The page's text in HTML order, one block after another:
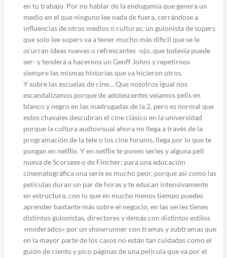
en tu trabajo. Por no hablar de la endogamia que genera un
medio en el que ninguno lee nada de fuera, cerrándose a
influencias de otros medios o culturas; un guionista de supers
que solo lee supers va a tener mucho más dificil que se le
ocurran ideas nuevas o refrescantes -ojo, que todavía puede
ser- y tenderá a hacernos un Geoff Johns y repetirnos
siempre las mismas historias que ya hicieron otros.
Y sobre las escuelas de cine… Que nosotros igual nos
escandalizamos porque de adolescentes veíamos pelis en
blanco y negro en las madrugadas de la 2, pero es normal que
estos chavales descubran el cine clásico en la universidad
porque la cultura audiovisual ahora no llega a través de la
programación de la tele o los cine forums, llega por lo que te
pongan en netflix. Y en netflix te ponen series y alguna peli
nueva de Scorsese o de Fincher; para una educación
cinematográfica una serie es mucho peor, porque así como las
películas duran un par de horas y te educan intensivamente
en estructura, con lo que en mucho menos tiempo puedes
aprender bastante más sobre el negocio, en las series tienes
distintos guionistas, directores y demás con distintos estilos
«moderados» por un showrunner con tramas y subtramas que
en la mayor parte de los casos no están tan cuidadas como el
guión de ciento y pico páginas de una película que va por el